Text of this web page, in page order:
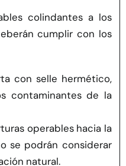
colindantes a los
cumplir con los
con selle hermético,
contaminantes de la
operables hacia la
se podrán considerar
natural.